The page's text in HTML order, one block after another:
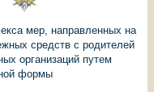
мер, направленных на
средств с родителей
организаций путем
формы